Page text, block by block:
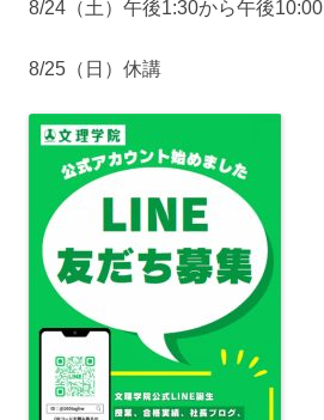
8/24（土）午後1:30から午後10:00
8/25（日）休講